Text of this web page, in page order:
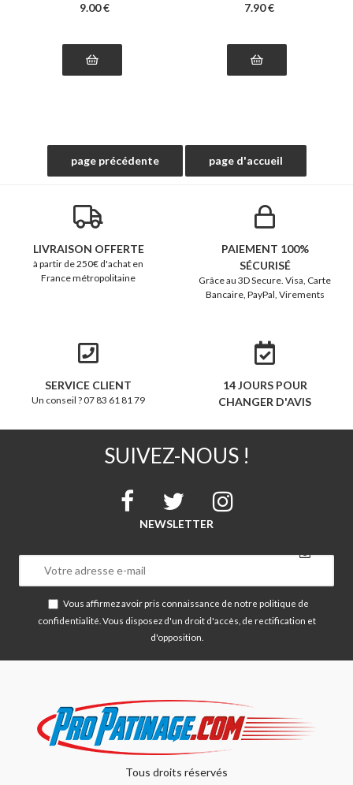
9.00 € 7.90 €
LIVRAISON OFFERTE
à partir de 250€ d'achat en
France métropolitaine
PAIEMENT 100%
SÉCURISÉ
Grâce au 3D Secure. Visa, Carte
Bancaire, PayPal, Virements
SERVICE CLIENT
Un conseil ? 07 83 61 81 79
14 JOURS POUR
CHANGER D'AVIS
SUIVEZ-NOUS !
NEWSLETTER
Vous affirmez avoir pris connaissance de notre politique de
confidentialité . Vous disposez d'un droit d'accès, de rectification et
d'opposition.
Tous droits réservés